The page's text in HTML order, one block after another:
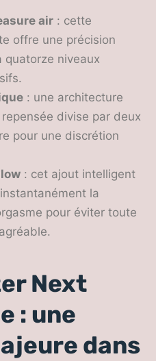
air : cette
offre une précision
quatorze niveaux
: une architecture
divise par deux
pour une discrétion
: cet ajout intelligent
la
pour éviter toute
Next
: une
dans